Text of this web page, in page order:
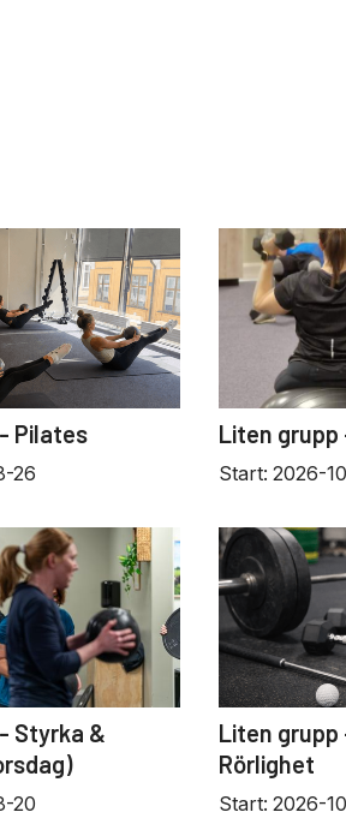
Pilates
26
Liten grupp
Start: 2026-
Styrka &
20
Liten
Rörlighet
Start: 2026-